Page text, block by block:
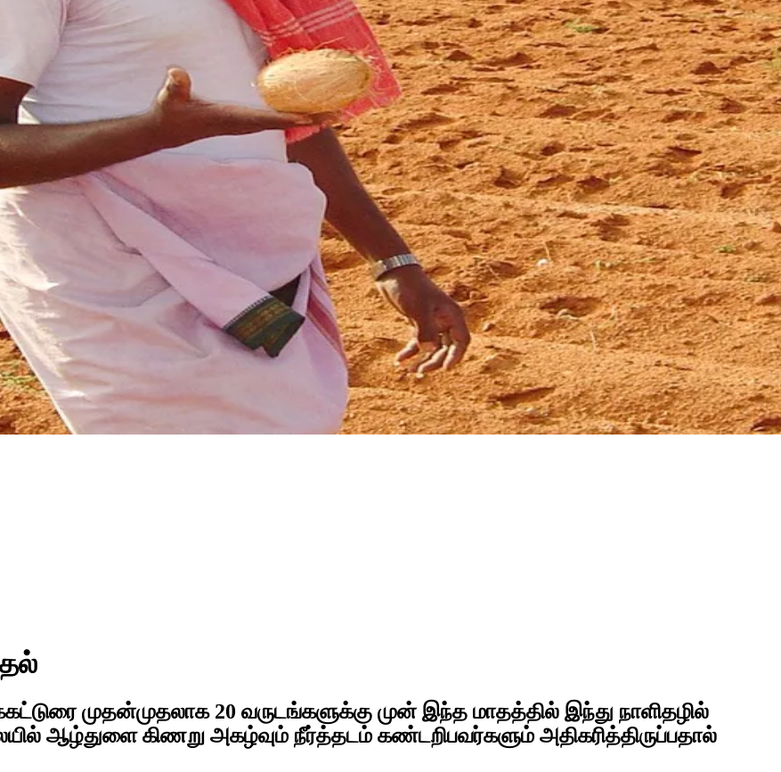
முதன்முதலாக 20 வருடங்களுக்கு முன் இந்த மாதத்தில் இந்து நாளிதழில்
ஆழ்துளை கிணறு அகழ்வும் நீர்த்தடம் கண்டறிபவர்களும் அதிகரித்திருப்பதால்